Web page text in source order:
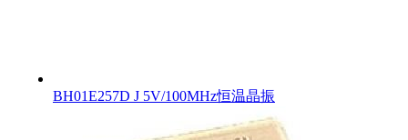
BH01E257D J 5V/100MHz恒温晶振